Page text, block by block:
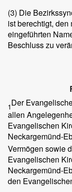
(3) Die
ist berechtigt,
eingeführten
Beschluss zu
1Der
allen
Evangelischen
Neckargemünd-
Vermögen sowie
Evangelischen
Neckargemünd-
den